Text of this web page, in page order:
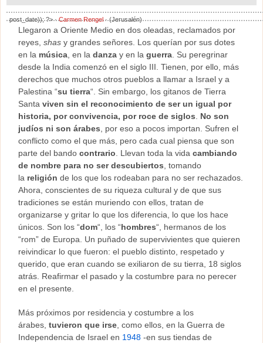
post_date)); ?>·Carmen Rengel · (Jerusalén)
Llegaron a Oriente Medio en dos oleadas, reclamados por
reyes, shas y grandes señores. Los querían por sus dotes
en la música , en la danza y en la guerra . Su peregrinar
desde la India comenzó en el siglo III. Tienen, por ello, más
derechos que muchos otros pueblos a llamar a Israel y a
Palestina “su tierra“. Sin embargo, los gitanos de Tierra
Santa viven sin el reconocimiento de ser un igual por
historia, por convivencia, por roce de siglos
No son
judíos ni son árabes , por eso a pocos importan. Sufren el
conflicto como el que más, pero cada cual piensa que son
parte del bando contrario . Llevan toda la vida cambiando
de nombre para no ser descubiertos , tomando
la religión de los que los rodeaban para no ser rechazados.
Ahora, conscientes de su riqueza cultural y de que sus
tradiciones se están muriendo con ellos, tratan de
organizarse y gritar lo que los diferencia, lo que los hace
únicos. Son los “dom“, los “hombres“, hermanos de los
“rom” de Europa. Un puñado de supervivientes que quieren
reivindicar lo que fueron: el pueblo distinto, respetado y
querido, que eran cuando se exiliaron de su tierra, 18 siglos
atrás. Reafirmar el pasado y la costumbre para no perecer
en el presente.
Más próximos por residencia y costumbre a los
árabes, tuvieron que irse , como ellos, en la Guerra de
Independencia de Israel en 1948 -en sus tiendas de